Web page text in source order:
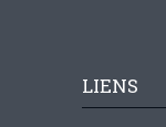
LIENS